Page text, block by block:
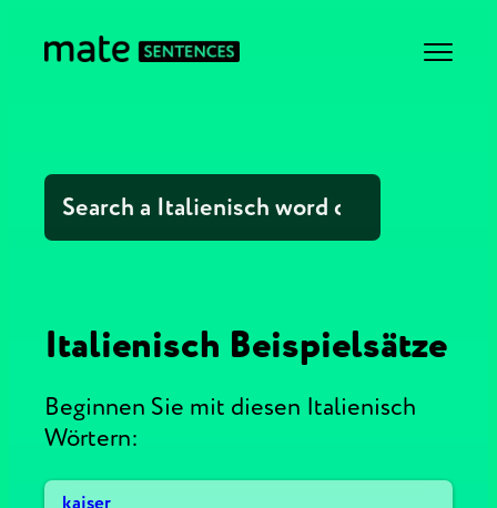
Italienisch Beispielsätze
Beginnen Sie mit diesen Italienisch
Wörtern:
kaiser